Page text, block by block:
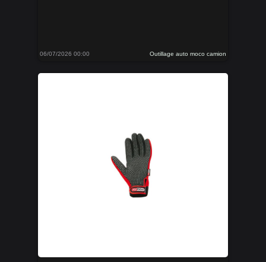
06/07/2026 00:00 Outillage auto moco camion